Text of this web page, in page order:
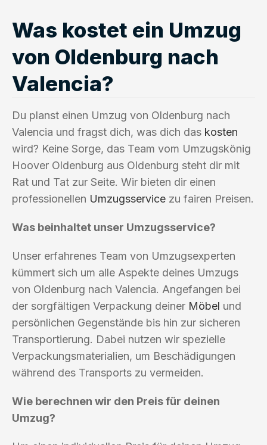
Was kostet ein Umzug
von Oldenburg nach
Valencia?
Du planst einen Umzug von Oldenburg nach
Valencia und fragst dich, was dich das kosten
wird? Keine Sorge, das Team vom Umzugskönig
Hoover Oldenburg aus Oldenburg steht dir mit
Rat und Tat zur Seite. Wir bieten dir einen
professionellen Umzugsservice zu fairen Preisen.
Was beinhaltet unser Umzugsservice?
Unser erfahrenes Team von Umzugsexperten
kümmert sich um alle Aspekte deines Umzugs
von Oldenburg nach Valencia. Angefangen bei
der sorgfältigen Verpackung deiner Möbel und
persönlichen Gegenstände bis hin zur sicheren
Transportierung. Dabei nutzen wir spezielle
Verpackungsmaterialien, um Beschädigungen
während des Transports zu vermeiden.
Wie berechnen wir den Preis für deinen
Umzug?